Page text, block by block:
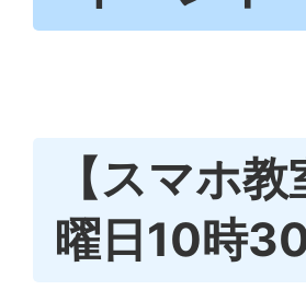
【スマホ
曜日10時